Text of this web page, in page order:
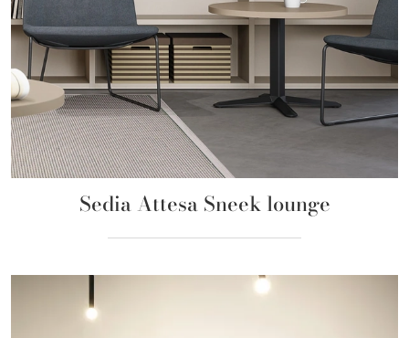
Sedia Attesa Sneek lounge